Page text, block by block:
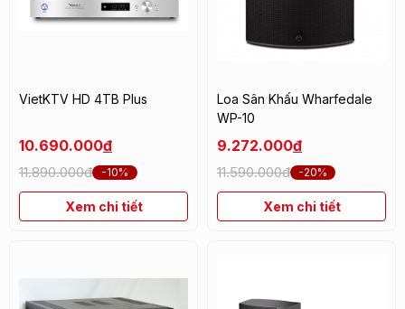
VietKTV HD 4TB Plus
10.690.000đ
11.890.000đ -10%
Xem chi tiết
Loa Sân Khấu Wharfedale
WP-10
9.272.000đ
11.590.000đ -20%
Xem chi tiết